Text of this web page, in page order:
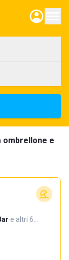
ombrellone e
·e altri 6…